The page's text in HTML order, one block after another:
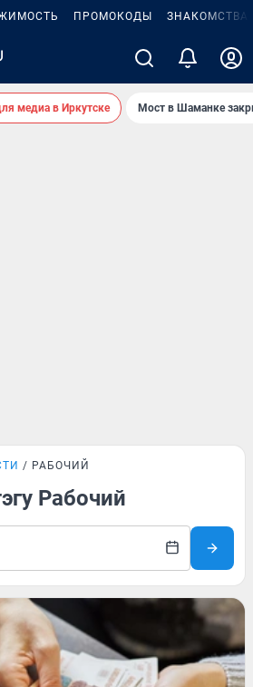
ПРОМОКОДЫ ЗНАКОМСТВА
медиа в Иркутске Мост в Шаманке
РАБОЧИЙ
Рабочий